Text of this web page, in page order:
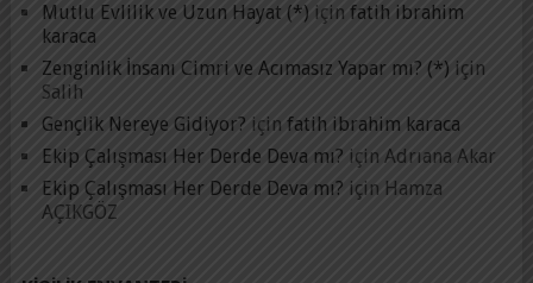
Mutlu Evlilik ve Uzun Hayat (*) için fatih ibrahim
karaca
Zenginlik İnsanı Cimri ve Acımasız Yapar mı? (*) için
Salih
Gençlik Nereye Gidiyor? için fatih ibrahim karaca
Ekip Çalışması Her Derde Deva mı? için Adrıana Akar
Ekip Çalışması Her Derde Deva mı? için Hamza
AÇIKGÖZ